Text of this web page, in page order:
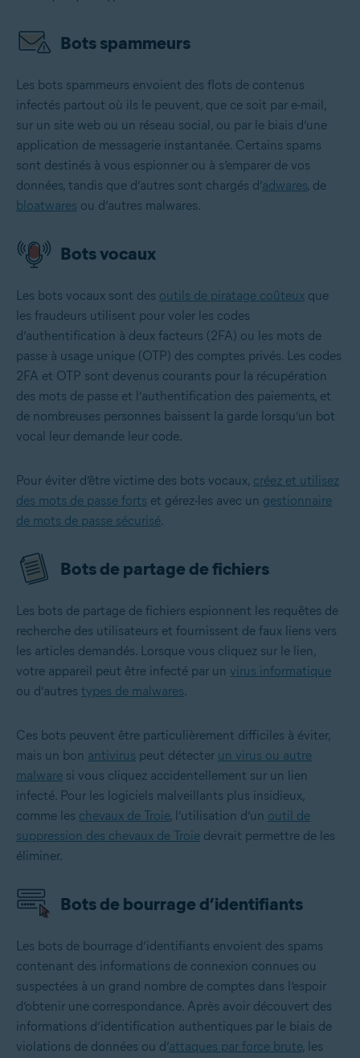
Bots spammeurs
Les bots spammeurs envoient des flots de contenus
infectés partout où ils le peuvent, que ce soit par e-mail,
sur un site web ou un réseau social, ou par le biais d’une
application de messagerie instantanée. Certains spams
sont destinés à vous espionner ou à s’emparer de vos
données, tandis que d’autres sont chargés d’adwares, de
bloatwares ou d’autres malwares.
Bots vocaux
Les bots vocaux sont des outils de piratage coûteux que
les fraudeurs utilisent pour voler les codes
d’authentification à deux facteurs (2FA) ou les mots de
passe à usage unique (OTP) des comptes privés. Les codes
2FA et OTP sont devenus courants pour la récupération
des mots de passe et l’authentification des paiements, et
de nombreuses personnes baissent la garde lorsqu’un bot
vocal leur demande leur code.
Pour éviter d’être victime des bots vocaux, créez et utilisez
des mots de passe forts et gérez-les avec un gestionnaire
de mots de passe sécurisé.
Bots de partage de fichiers
Les bots de partage de fichiers espionnent les requêtes de
recherche des utilisateurs et fournissent de faux liens vers
les articles demandés. Lorsque vous cliquez sur le lien,
votre appareil peut être infecté par un virus informatique
ou d’autres types de malwares.
Ces bots peuvent être particulièrement difficiles à éviter,
mais un bon antivirus peut détecter un virus ou autre
malware si vous cliquez accidentellement sur un lien
infecté. Pour les logiciels malveillants plus insidieux,
comme les chevaux de Troie, l’utilisation d’un outil de
suppression des chevaux de Troie devrait permettre de les
éliminer.
Bots de bourrage d’identifiants
Les bots de bourrage d’identifiants envoient des spams
contenant des informations de connexion connues ou
suspectées à un grand nombre de comptes dans l’espoir
d’obtenir une correspondance. Après avoir découvert des
informations d’identification authentiques par le biais de
violations de données ou d’attaques par force brute, les